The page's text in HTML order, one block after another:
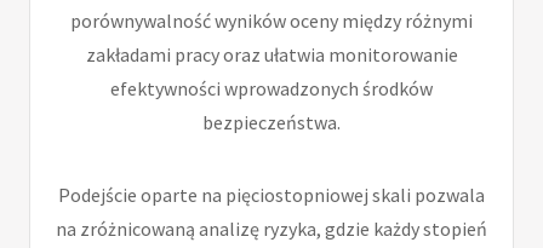
porównywalność wyników oceny między różnymi
zakładami pracy oraz ułatwia monitorowanie
efektywności wprowadzonych środków
bezpieczeństwa.
Podejście oparte na pięciostopniowej skali pozwala
na zróżnicowaną analizę ryzyka, gdzie każdy stopień